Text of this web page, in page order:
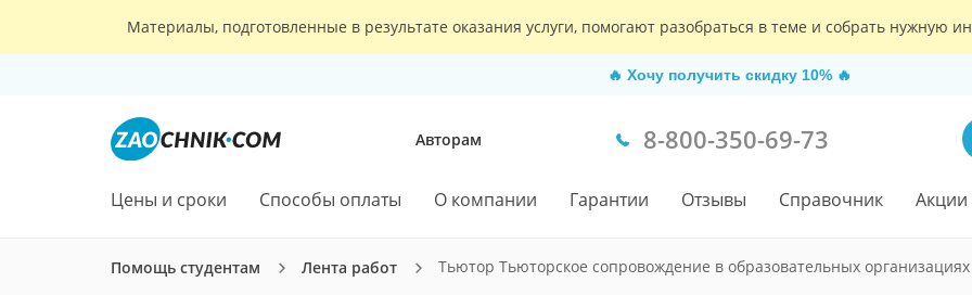
Материалы, подготовленные в результате оказания услуги, помогают разобраться в теме и собрать
🔥 Хочу получить скидку 10% 🔥
Авторам 8-800-350-69-73
Цены и сроки Способы оплаты О компании Гарантии Отзывы Справочник Акции
Помощь студентам Лента работ Тьютор Тьюторское сопровождение в образовательных организациях